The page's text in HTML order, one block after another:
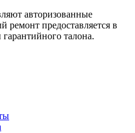
авторизованные
ремонт предоставляется в
талона.